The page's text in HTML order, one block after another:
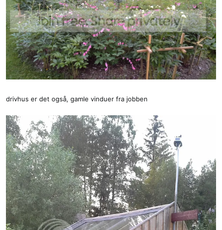
drivhus er det også, gamle vinduer fra jobben